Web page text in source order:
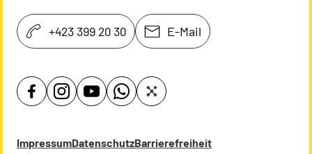
+423 399 20 30 E-Mail
ImpressumDatenschutzBarrierefreiheit